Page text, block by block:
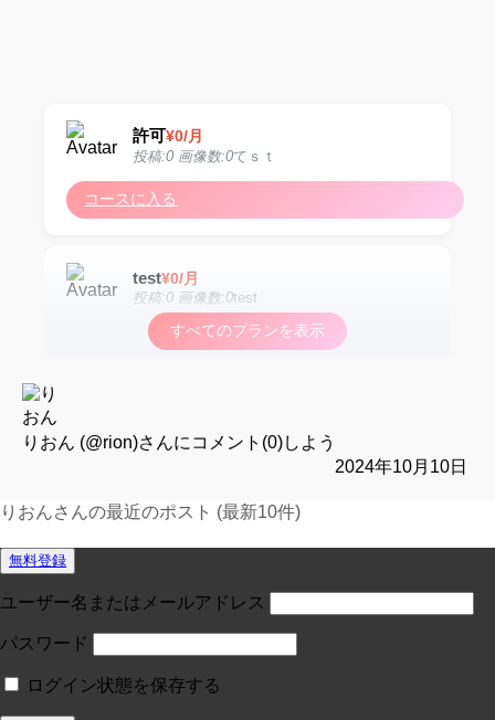
許可¥0/月
投稿:0 画像数:0てｓｔ
コースに入る
test¥0/月
投稿:0 画像数:0test
コースに入る
投稿:0 画像数:0 test
すべてのプランを表示
りおん (@rion)さんにコメント(0)しよう
2024年10月10日
りおんさんの最近のポスト (最新10件)
無料登録
ユーザー名またはメールアドレス
パスワード
ログイン状態を保存する